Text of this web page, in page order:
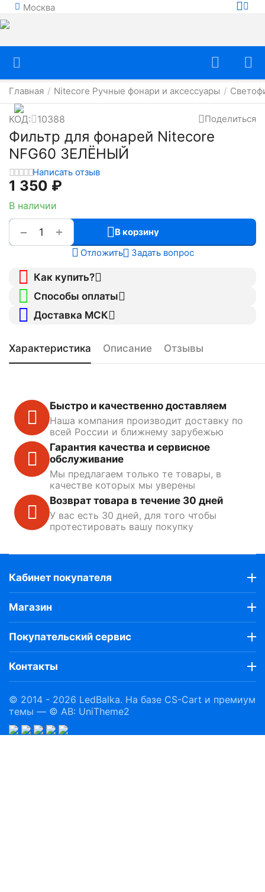
Москва
Главная / Nitecore Ручные фонари и аксессуары /
КОД: 10388 Поделиться
Фильтр для фонарей Nitecore
NFG60 ЗЕЛЁНЫЙ
Написать отзыв
1 350 ₽
В наличии
+
−
В корзину
Отложить
Задать вопрос
Как купить?
Способы оплаты
Доставка МСК
Характеристика Описание Отзывы
Быстро и качественно доставляем
Наша компания производит доставку по
всей России и ближнему зарубежью
Гарантия качества и сервисное
обслуживание
Мы предлагаем только те товары, в
качестве которых мы уверены
Возврат товара в течение 30 дней
У вас есть 30 дней, для того чтобы
протестировать вашу покупку
Кабинет покупателя
Магазин
Покупательский сервис
Контакты
© 2014 - 2026 LedBalka. На базе CS-Cart и премиум
темы — © AB: UniTheme2